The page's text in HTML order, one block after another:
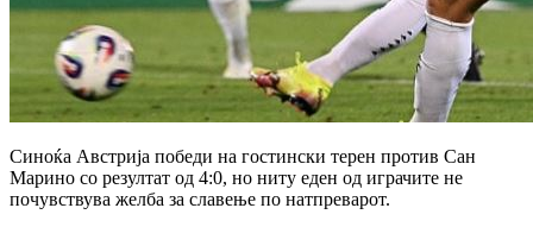
Синоќа Австрија победи на гостински терен против Сан
Марино со резултат од 4:0, но ниту еден од играчите не
почувствува желба за славење по натпреварот.